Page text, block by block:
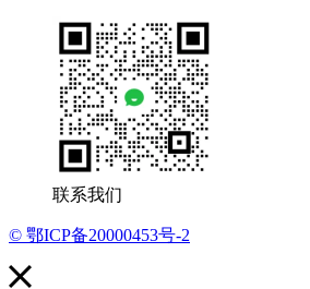
联系我们
© 鄂ICP备20000453号-2